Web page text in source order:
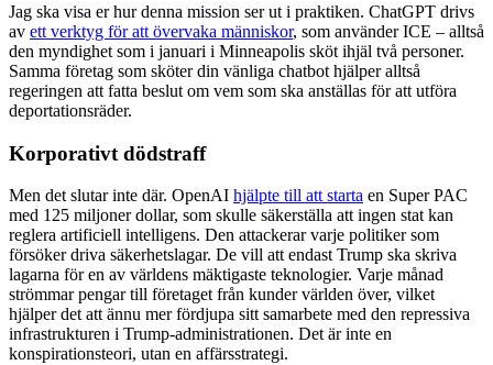
Jag ska visa er hur denna mission ser ut i praktiken. ChatGPT drivs
av ett verktyg för att övervaka människor, som använder ICE – alltså
den myndighet som i januari i Minneapolis sköt ihjäl två personer.
Samma företag som sköter din vänliga chatbot hjälper alltså
regeringen att fatta beslut om vem som ska anställas för att utföra
deportationsräder.
Korporativt dödstraff
Men det slutar inte där. OpenAI hjälpte till att starta en Super PAC
med 125 miljoner dollar, som skulle säkerställa att ingen stat kan
reglera artificiell intelligens. Den attackerar varje politiker som
försöker driva säkerhetslagar. De vill att endast Trump ska skriva
lagarna för en av världens mäktigaste teknologier. Varje månad
strömmar pengar till företaget från kunder världen över, vilket
hjälper det att ännu mer fördjupa sitt samarbete med den repressiva
infrastrukturen i Trump-administrationen. Det är inte en
konspirationsteori, utan en affärsstrategi.